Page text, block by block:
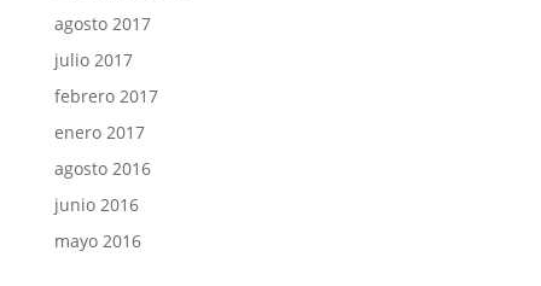
agosto 2017
julio 2017
febrero 2017
enero 2017
agosto 2016
junio 2016
mayo 2016